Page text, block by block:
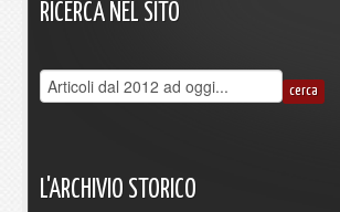
RICERCA NEL SITO
L'ARCHIVIO STORICO